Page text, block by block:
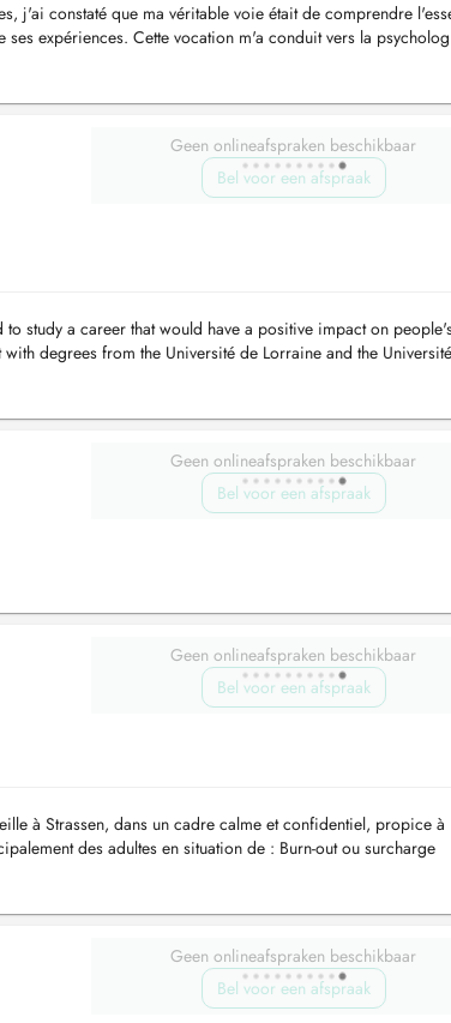
j'ai constaté que ma véritable voie était de comprendre
expériences. Cette vocation m'a conduit vers la
Geen onlineafspraken beschikbaar
Bel voor een afspraak
study a career that would have a positive impact on
degrees from the Université de Lorraine and the
Geen onlineafspraken beschikbaar
Bel voor een afspraak
Geen onlineafspraken beschikbaar
Bel voor een afspraak
à Strassen, dans un cadre calme et confidentiel, propice à
des adultes en situation de : Burn-out ou surcharge
Geen onlineafspraken beschikbaar
Bel voor een afspraak